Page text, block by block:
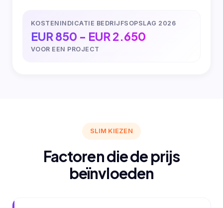
KOSTENINDICATIE BEDRIJFSOPSLAG 2026
EUR 850 - EUR 2.650
VOOR EEN PROJECT
SLIM KIEZEN
Factoren die de prijs
beïnvloeden